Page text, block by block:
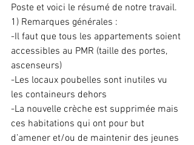
Poste et voici le résumé de notre travail.
1) Remarques générales :
-Il faut que tous les appartements soient
accessibles au PMR (taille des portes,
ascenseurs)
-Les locaux poubelles sont inutiles vu
les containeurs dehors
-La nouvelle crèche est supprimée mais
ces habitations qui ont pour but
d’amener et/ou de maintenir des jeunes